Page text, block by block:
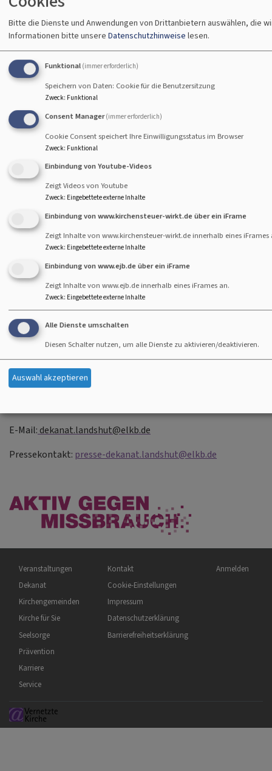
BildrechteDB Landshut
Überweisungsträger Jahresgabe
Jahresgabe Flyer 2026 1 MB
Wir sind für Sie da!
Evang.-Luth. Dekanat Landshut
Klötzlmüllerstraße 2
84034 Landshut
Mo, Di, Do: 10 Uhr – 12 Uhr
Mo und Do.: 14 Uhr – 16 Uhr
Darüber hinaus sind Termine nach Vereinbarung
selbstverständlich möglich.
E-Mail: dekanat.landshut@elkb.de
Pressekontakt: presse-dekanat.landshut@elkb.de
Hauptnavigation
Veranstaltungen
Dekanat
Kirchengemeinden
Kirche für Sie
Seelsorge
Prävention
Karriere
Service
Fußbereichsmenü
Kontakt
Cookie-Einstellungen
Impressum
Datenschutzerklärung
Barrierefreiheitserklärung
Benutzermenü
Anmelden
Bitte die Dienste und Anwendungen von Drittanbietern auswählen, die
Informationen bitte unsere Datenschutzhinweise lesen.
Funktional (immer erforderlich)
Speichern von Daten: Cookie für die Benutzersitzung
Zweck: Funktional
Consent Manager (immer erforderlich)
Cookie Consent speichert Ihre Einwilligungsstatus im Browser
Zweck: Funktional
Einbindung von Youtube-Videos
Zeigt Videos von Youtube
Zweck: Eingebettete externe Inhalte
Einbindung von www.kirchensteuer-wirkt.de über ein iFrame
Zeigt Inhalte von www.kirchensteuer-wirkt.de innerhalb eines iFrames
Zweck: Eingebettete externe Inhalte
Einbindung von www.ejb.de über ein iFrame
Zeigt Inhalte von www.ejb.de innerhalb eines iFrames an.
Zweck: Eingebettete externe Inhalte
Alle Dienste umschalten
Diesen Schalter nutzen, um alle Dienste zu aktivieren/deaktivieren.
Auswahl akzeptieren